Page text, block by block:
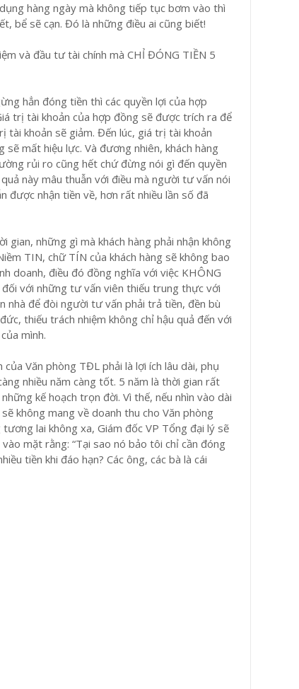
hàng ngày mà không tiếp tục bơm vào thì
bể sẽ cạn. Đó là những điều ai cũng biết!
và đầu tư tài chính mà CHỈ ĐÓNG TIỀN 5
hẳn đóng tiền thì các quyền lợi của hợp
trị tài khoản của hợp đồng sẽ được trích ra để
tài khoản sẽ giảm. Đến lúc, giá trị tài khoản
mất hiệu lực. Và đương nhiên, khách hàng
rủi ro cũng hết chứ đừng nói gì đến quyền
này mâu thuẫn với điều mà người tư vấn nói
được nhận tiền về, hơn rất nhiều lần số đã
gian, những gì mà khách hàng phải nhận không
TIN, chữ TÍN của khách hàng sẽ không bao
doanh, điều đó đồng nghĩa với việc KHÔNG
với những tư vấn viên thiếu trung thực với
nhà để đòi người tư vấn phải trả tiền, đền bù
thiếu trách nhiệm không chỉ hậu quả đến với
mình.
Văn phòng TĐL phải là lợi ích lâu dài, phụ
nhiều năm càng tốt. 5 năm là thời gian rất
kế hoạch trọn đời. Vì thế, nếu nhìn vào dài
không mang về doanh thu cho Văn phòng
lai không xa, Giám đốc VP Tổng đại lý sẽ
mặt rằng: “Tại sao nó bảo tôi chỉ cần đóng
tiền khi đáo hạn? Các ông, các bà là cái